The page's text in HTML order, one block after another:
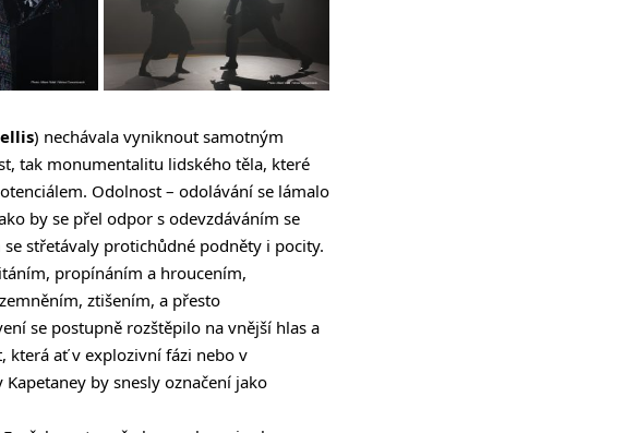
) nechávala vyniknout samotným
tak monumentalitu lidského těla, které
Odolnost – odolávání se lámalo
by se přel odpor s odevzdáváním se
střetávaly protichůdné podněty i pocity.
propínáním a hroucením,
ztišením, a přesto
se postupně rozštěpilo na vnější hlas a
ať v explozivní fázi nebo v
by snesly označení jako